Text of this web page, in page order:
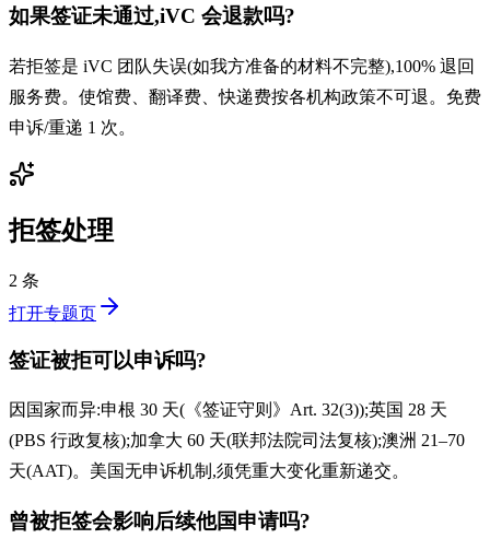
如果签证未通过,iVC 会退款吗?
若拒签是 iVC 团队失误(如我方准备的材料不完整),100% 退回
服务费。使馆费、翻译费、快递费按各机构政策不可退。免费
申诉/重递 1 次。
拒签处理
2 条
打开专题页
签证被拒可以申诉吗?
因国家而异:申根 30 天(《签证守则》Art. 32(3));英国 28 天
(PBS 行政复核);加拿大 60 天(联邦法院司法复核);澳洲 21–70
天(AAT)。美国无申诉机制,须凭重大变化重新递交。
曾被拒签会影响后续他国申请吗?